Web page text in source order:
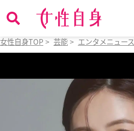
女性自身TOP > 芸能 > エンタメニュース